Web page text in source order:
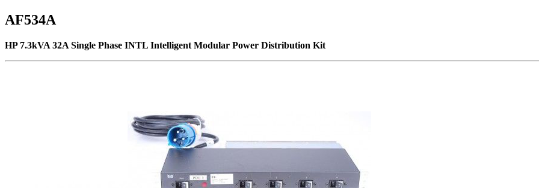
AF534A
HP 7.3kVA 32A Single Phase INTL Intelligent Modular Power Distribution Kit